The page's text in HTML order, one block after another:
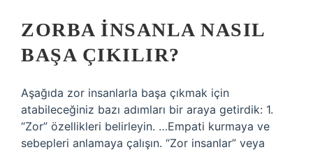
ZORBA INSANLA NASIL
BAŞA ÇIKILIR?
Aşağıda zor insanlarla başa çıkmak için
atabileceğiniz bazı adımları bir araya getirdik: 1.
“Zor” özellikleri belirleyin. …Empati kurmaya ve
sebepleri anlamaya çalışın. “Zor insanlar” veya